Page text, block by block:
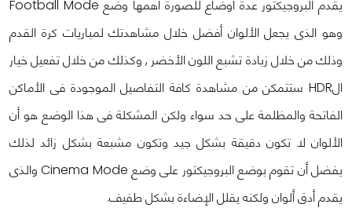
يقدم البروجيكتور عدة أوضاع للصورة أهمها وضع Football Mode
وهو الذى يجعل الألوان أفضل خلال مشاهدتك لمباريات كرة القدم
وذلك من خلال زيادة تشبع اللون الأخضر , وكذلك من خلال تفعيل خيار
الHDR ستتمكن من مشاهدة كافة التفاصيل الموجودة فى الأماكن
الفاتحة والمظلمة على حد سواء ولكن المشكلة فى هذا الوضع هو أن
الألوان لا تكون دقيقة بشكل جيد وتكون مشبعة بشكل زائد لذلك
يفضل أن تقوم بوضع البروجيكتور على وضع Cinema Mode والذى
يقدم أدق ألوان ولكنه يقلل الإضاءة بشكل طفيف.